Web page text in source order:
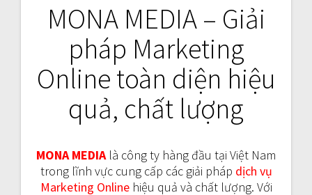
MONA MEDIA – Giải
pháp Marketing
Online toàn diện hiệu
quả, chất lượng
MONA MEDIAlà công ty hàng đầu tại Việt Nam
trong lĩnh vực cung cấp các giải pháp dịch vụ
Marketing Onlinehiệu quả và chất lượng. Với